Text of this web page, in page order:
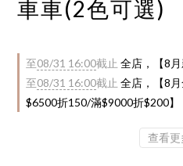
車車(2色可選)
至08/31 16:00截止 全店，【8月
至08/31 16:00截止 全店，【8
$6500折150/滿$9000折$200】
查看更